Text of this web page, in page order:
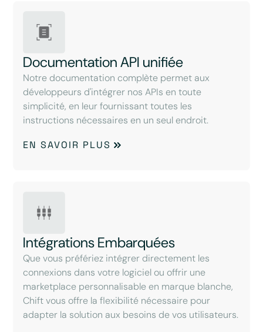
Documentation API unifiée
Notre documentation complète permet aux
développeurs d'intégrer nos APIs en toute
simplicité, en leur fournissant toutes les
instructions nécessaires en un seul endroit.
EN SAVOIR PLUS
Intégrations Embarquées
Que vous préfériez intégrer directement les
connexions dans votre logiciel ou offrir une
marketplace personnalisable en marque blanche,
Chift vous offre la flexibilité nécessaire pour
adapter la solution aux besoins de vos utilisateurs.